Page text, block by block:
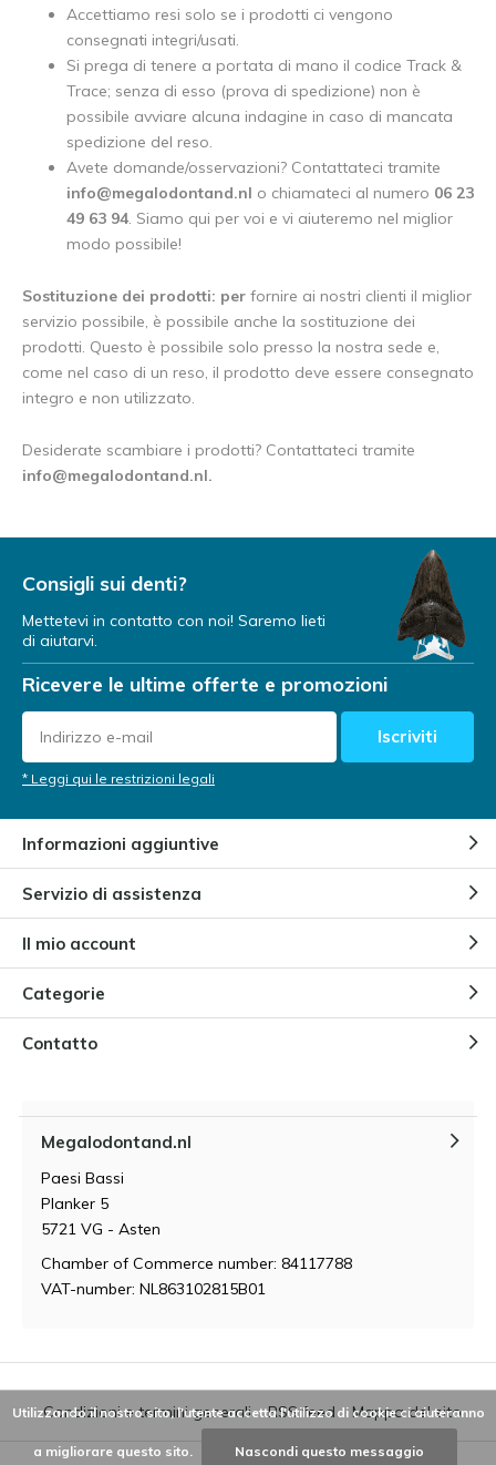
Accettiamo resi solo se i prodotti ci vengono
consegnati integri/usati.
Si prega di tenere a portata di mano il codice Track &
Trace; senza di esso (prova di spedizione) non è
possibile avviare alcuna indagine in caso di mancata
spedizione del reso.
Avete domande/osservazioni? Contattateci tramite
info@megalodontand.nl o chiamateci al numero 06 23
49 63 94. Siamo qui per voi e vi aiuteremo nel miglior
modo possibile!
Sostituzione dei prodotti: per fornire ai nostri clienti il miglior
servizio possibile, è possibile anche la sostituzione dei
prodotti. Questo è possibile solo presso la nostra sede e,
come nel caso di un reso, il prodotto deve essere consegnato
integro e non utilizzato.
Desiderate scambiare i prodotti? Contattateci tramite
info@megalodontand.nl.
Consigli sui denti?
Mettetevi in contatto con noi! Saremo lieti
di aiutarvi.
Ricevere le ultime offerte e promozioni
Iscriviti
* Leggi qui le restrizioni legali
Informazioni aggiuntive
Servizio di assistenza
Il mio account
Categorie
Contatto
Megalodontand.nl
Paesi Bassi
Planker 5
5721 VG - Asten
Chamber of Commerce number: 84117788
VAT-number: NL863102815B01
Condizioni e termini generali RSS feed Mappa del sito
Utilizzando il nostro sito, l'utente accetta l'utilizzo di cookie ci aiuteranno
a migliorare questo sito. Nascondi questo messaggio